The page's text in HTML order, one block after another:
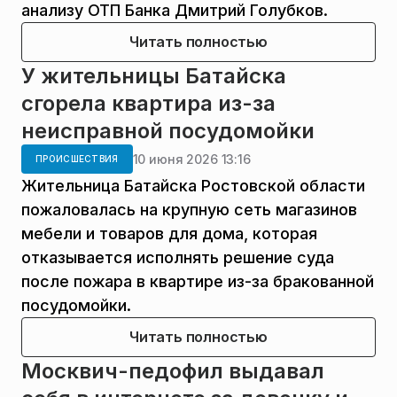
анализу ОТП Банка Дмитрий Голубков.
Читать полностью
У жительницы Батайска
сгорела квартира из-за
неисправной посудомойки
ПРОИСШЕСТВИЯ 10 июня 2026 13:16
Жительница Батайска Ростовской области
пожаловалась на крупную сеть магазинов
мебели и товаров для дома, которая
отказывается исполнять решение суда
после пожара в квартире из-за бракованной
посудомойки.
Читать полностью
Москвич-педофил выдавал